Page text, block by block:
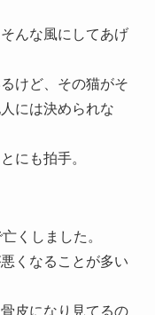
んな風にしてあげ
けど、その猫がそ
には決められな
にも拍手。
くしました。
くなることが多い
皮になり見てるの